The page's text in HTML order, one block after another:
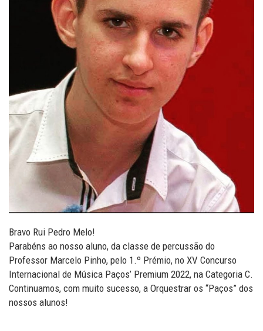
Bravo Rui Pedro Melo!
Parabéns ao nosso aluno, da classe de percussão do
Professor Marcelo Pinho, pelo 1.º Prémio, no XV Concurso
Internacional de Música Paços’ Premium 2022, na Categoria C.
Continuamos, com muito sucesso, a Orquestrar os “Paços” dos
nossos alunos!